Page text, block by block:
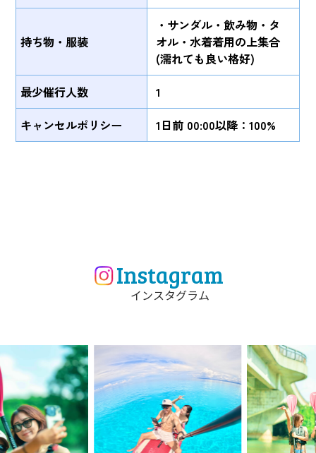
持ち物・服装
・サンダル・飲み物・タ
オル・水着着用の上集合
(濡れても良い格好)
最少催行人数
1
キャンセルポリシー
1日前 00:00以降：100%
Instagram
インスタグラム